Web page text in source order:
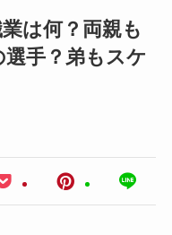
は何？両親も
手？弟もスケ